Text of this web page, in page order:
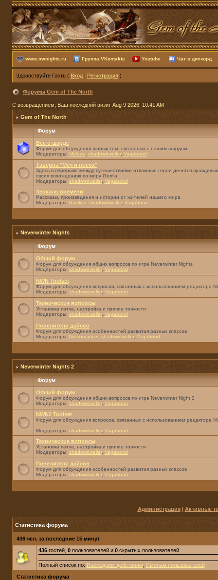
www.nwnights.ru Группа VKontakte Youtube Чат в дискорд
Здравствуйте Гость ( Вход| Регистрация)
Форумы Gem of The North
С возвращением; Ваш последний визит Aug 9 2026, 10:41 AM
Gem of The North
Форум
Все о шарде
Форум для обсуждения любых тем, связанных с нашим шардом.
Модераторы: Meloza shadowdweller, Vagabond
Таверна "Меч и посох"
Здесь в перерыве между путешествиями отважные герои делятся
своих похождениях по миру Gem'а.
Модераторы: shadowdweller, Vagabond
Зеркало времени
Рассказы, произведения и истории от жителей нашего мира
Модераторы: Sairilias, shadowdweller, Vagabond
Neverwinter Nights
Форум
Общий форум
Форум для обсуждения общих вопросов по игре Neverwinter Nights
Модераторы: shadowdweller, Vagabond
NWN Toolset
Форум для обсуждения вопросов, связанных с использованием редактора
Модераторы: shadowdweller, Vagabond
Технические вопросы
Установка патча, настройка и прочие тонкости
Модераторы: shadowdweller, Vagabond
Повелители дайсов
Форум для обсуждения особенностей развития разных классов
Модераторы: Necromancer, shadowdweller, Vagabond
Neverwinter Nights 2
Форум
Общий форум
Форум для обсуждения общих вопросов по игре Neverwinter Night 2
Модераторы: shadowdweller, Vagabond
NWN2 Toolset
Форум для обсуждения вопросов, связанных с использованием редактора
Модераторы: shadowdweller, Vagabond
Технические вопросы
Установка патча, настройка и прочие тонкости
Модераторы: shadowdweller, Vagabond
Повелители дайсов
Форум для обсуждения особенностей развития разных классов
Модераторы: shadowdweller, Vagabond
Администрация| Активные
Статистика форума
436 чел. за последние 15 минут
436гостей, 0пользователей и 0скрытых пользователей
Полный список по: Последним действиям
Именам пользователей
Статистика форума